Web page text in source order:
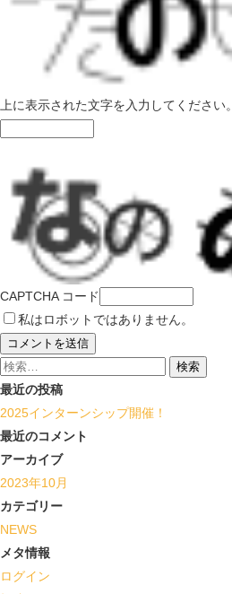
上に表示された文字を入力してください。
CAPTCHA コード
私はロボットではありません。
検
索:
最近の投稿
2025インターンシップ開催！
最近のコメント
アーカイブ
2023年10月
カテゴリー
NEWS
メタ情報
ログイン